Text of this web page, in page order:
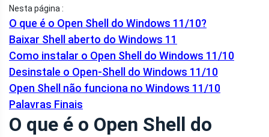
Nesta página :
O que é o Open Shell do Windows 11/10?
Baixar Shell aberto do Windows 11
Como instalar o Open Shell do Windows 11/10
Desinstale o Open-Shell do Windows 11/10
Open Shell não funciona no Windows 11/10
Palavras Finais
O que é o Open Shell do